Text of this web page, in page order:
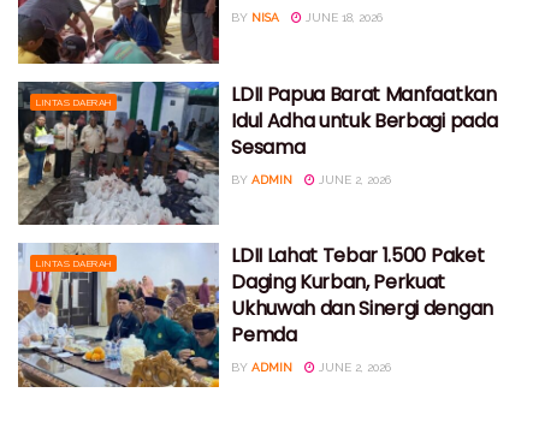
BY NISA JUNE 18, 2026
LINTAS DAERAH
LDII Papua Barat Manfaatkan
Idul Adha untuk Berbagi pada
Sesama
BY ADMIN JUNE 2, 2026
LINTAS DAERAH
LDII Lahat Tebar 1.500 Paket
Daging Kurban, Perkuat
Ukhuwah dan Sinergi dengan
Pemda
BY ADMIN JUNE 2, 2026